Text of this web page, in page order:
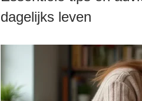
dagelijks leven